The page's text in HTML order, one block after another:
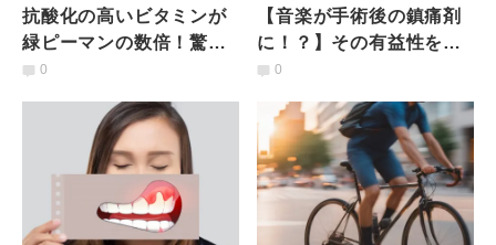
抗酸化の高いビタミンが
緑ピーマンの数倍！驚異
の赤ピーマンを加えた
昆布あえ」
0
【音楽が手術後の鎮痛剤
に！？】その有益性を研
究結果が示唆！
0